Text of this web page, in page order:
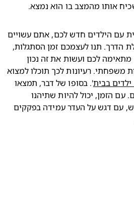
מהמצב בו הוא נמצא.
אם הנושא של עבודה מהבית עם הילדים חדש לכם, אתם עשויים
להיות קצת המומים בתחילת הדרך. תנו לעצמכם זמן הסתגלות,
כדי לברר מהי הצורה שהכי מתאימה לכם ועשות את זה נכון
ולשלב זמן עבודה וזמן איכות משפחתי. רעיונות לכך תוכלו למצוא
בבית
'. בסופו של דבר, תמצאו
את הנוסחה שמתאימה לכם. עם הזמן, יכול להיות שתיהנו
מהיתרונות של המצב החדש, עם דגש על העדר עמידה בפקקים